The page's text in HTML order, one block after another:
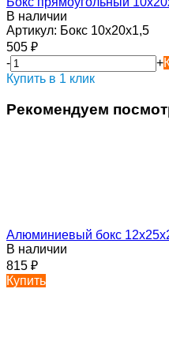
В наличии
Артикул: Бокс 10х20х1,5
505 ₽
-
+
Купить в 1 клик
Рекомендуем
Алюминиевый бокс
В наличии
815 ₽
Купить